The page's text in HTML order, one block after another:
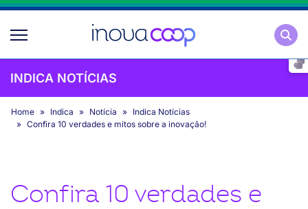
INDICA NOTÍCIAS
Home Indica Notícia
Indica Notícias
Confira 10 verdades e mitos sobre a inovação!
Confira 10 verdades e